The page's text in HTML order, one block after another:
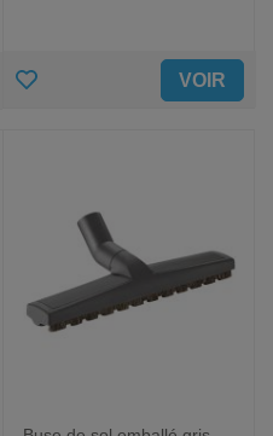
AJOUTER VOIR